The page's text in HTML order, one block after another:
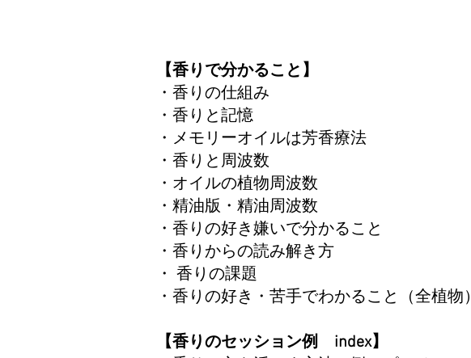
【香りで分かること】
​・香りの仕組み
​​​​・香りと記憶
・メモリーオイルは芳香療法
​​・香りと周波数
​・オイルの植物周波数
​​・精油版・精油周波数
​​​・香りの好き嫌いで分かること
・香りからの読み解き方 ​
・ 香りの課題
・香りの好き・苦手でわかること（全植物）​​​
【香りのセッション例 index】